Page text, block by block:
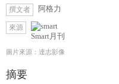
撰文者 阿格力
來源
Smart月刊
圖片來源：達志影像
摘要